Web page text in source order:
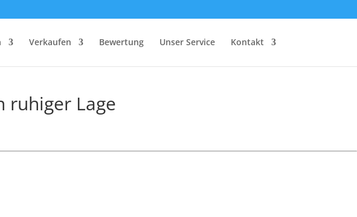
Verkaufen Bewertung Unser Service Kontakt
ruhiger Lage